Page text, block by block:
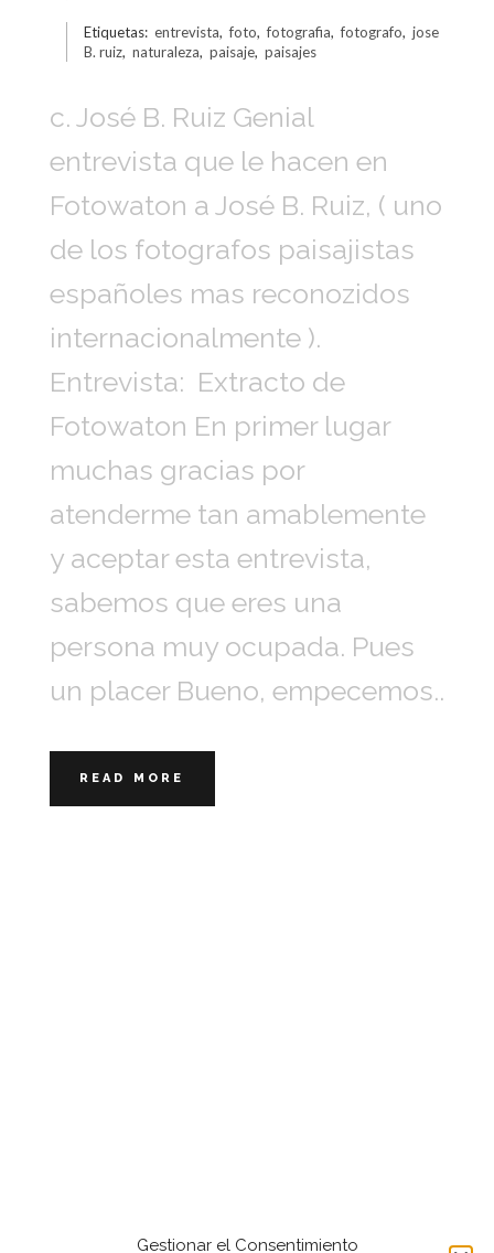
Gestionar el Consentimiento
Etiquetas: entrevista, foto, fotografia, fotografo, jose
B. ruiz, naturaleza, paisaje, paisajes
c. José B. Ruiz Genial
entrevista que le hacen en
Fotowaton a José B. Ruiz, ( uno
de los fotografos paisajistas
españoles mas reconozidos
internacionalmente ).
Entrevista: Extracto de
Fotowaton En primer lugar
muchas gracias por
atenderme tan amablemente
y aceptar esta entrevista,
sabemos que eres una
persona muy ocupada. Pues
un placer Bueno, empecemos..
READ MORE